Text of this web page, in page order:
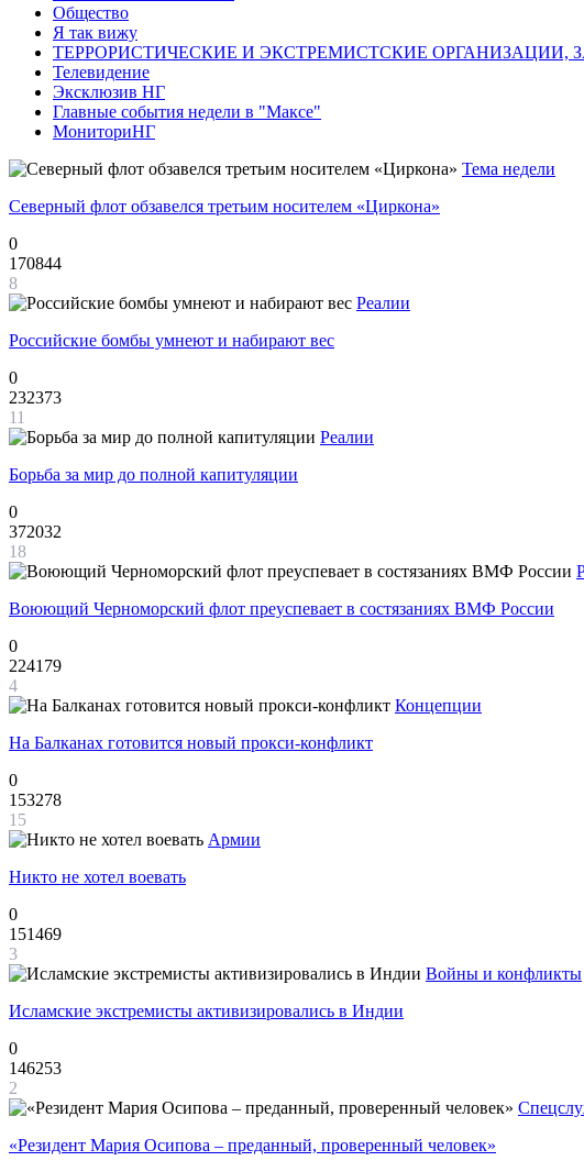
Общество
Я так вижу
ТЕРРОРИСТИЧЕСКИЕ И ЭКСТРЕМИСТСКИЕ ОРГАНИЗАЦИИ,
Телевидение
Эксклюзив НГ
Главные события недели в "Максе"
МониториНГ
Тема недели
Северный флот обзавелся третьим носителем «Циркона»
0
170844
8
Реалии
Российские бомбы умнеют и набирают вес
0
232373
11
Реалии
Борьба за мир до полной капитуляции
0
372032
18
Воюющий Черноморский флот преуспевает в состязаниях ВМФ России
0
224179
4
Концепции
На Балканах готовится новый прокси-конфликт
0
153278
15
Армии
Никто не хотел воевать
0
151469
3
Войны и конфликты
Исламские экстремисты активизировались в Индии
0
146253
2
«Резидент Мария Осипова – преданный, проверенный человек»